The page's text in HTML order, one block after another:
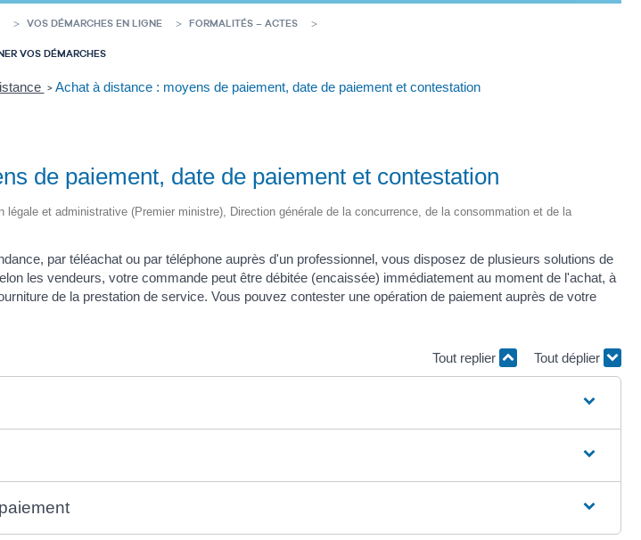
VOS DÉMARCHES EN LIGNE FORMALITÉS – ACTES
VOS DÉMARCHES
> Achat à distance : moyens de paiement, date de paiement et contestation
de paiement, date de paiement et contestation
légale et administrative (Premier ministre), Direction générale de la concurrence, de la consommation et de la
par téléachat ou par téléphone auprès d'un professionnel, vous disposez de plusieurs solutions de
les vendeurs, votre commande peut être débitée (encaissée) immédiatement au moment de l'achat, à
de la prestation de service. Vous pouvez contester une opération de paiement auprès de votre
Tout replier Tout déplier